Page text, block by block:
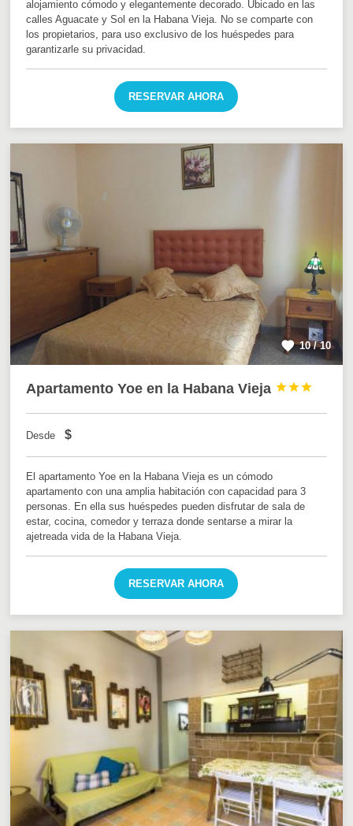
alojamiento cómodo y elegantemente decorado. Ubicado en las
calles Aguacate y Sol en la Habana Vieja. No se comparte con
los propietarios, para uso exclusivo de los huéspedes para
garantizarle su privacidad.
RESERVAR AHORA
10 / 10
Apartamento Yoe en la Habana Vieja 


Desde $
El apartamento Yoe en la Habana Vieja es un cómodo
apartamento con una amplia habitación con capacidad para 3
personas. En ella sus huéspedes pueden disfrutar de sala de
estar, cocina, comedor y terraza donde sentarse a mirar la
ajetreada vida de la Habana Vieja.
RESERVAR AHORA